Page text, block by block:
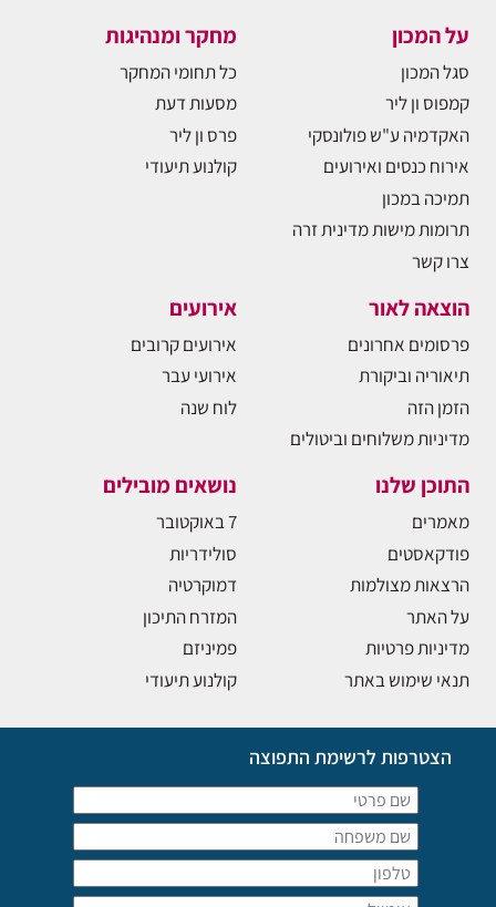
על המכון
סגל המכון
קמפוס ון ליר
האקדמיה ע"ש פולונסקי
אירוח כנסים ואירועים
תמיכה במכון
תרומות מישות מדינית זרה
צרו קשר
מחקר ומנהיגות
כל תחומי המחקר
מסעות דעת
פרס ון ליר
קולנוע תיעודי
הוצאה לאור
פרסומים אחרונים
תיאוריה וביקורת
הזמן הזה
מדיניות משלוחים וביטולים
אירועים
אירועים קרובים
אירועי עבר
לוח שנה
התוכן שלנו
מאמרים
פודקאסטים
הרצאות מצולמות
על האתר
מדיניות פרטיות
תנאי שימוש באתר
נושאים מובילים
7 באוקטובר
סולידריות
דמוקרטיה
המזרח התיכון
פמיניזם
קולנוע תיעודי
הצטרפות לרשימת התפוצה